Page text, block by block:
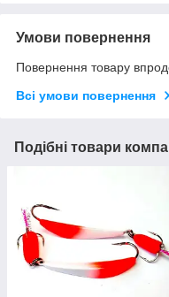
Умови повернення
Повернення товару
Всі умови повернення
Подібні товари